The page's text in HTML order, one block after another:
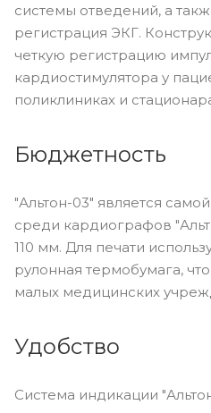
системы отведений, а
регистрация ЭКГ.
четкую регистрацию
кардиостимулятора у
поликлиниках и
Бюджетность
"Альтон-03" является
среди кардиографов
110 мм. Для печати
рулонная термобумага,
малых медицинских
Удобство
Система индикации